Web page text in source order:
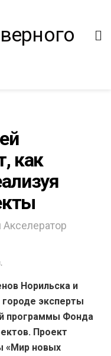
как
Акселератор
Норильска и
эксперты
программы Фонда
Проект
«Мир новых